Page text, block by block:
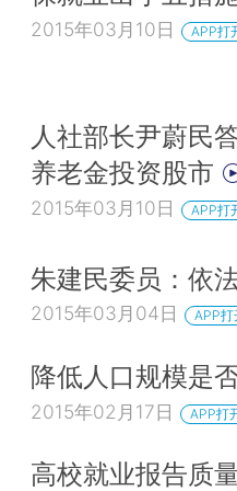
2015年03月10日 APP打
人社部长尹蔚民
养老金投资股市
2015年03月10日 APP打
朱建民委员：依
2015年03月04日 APP打
降低人口规模是
2015年02月17日 APP打
高校就业报告质